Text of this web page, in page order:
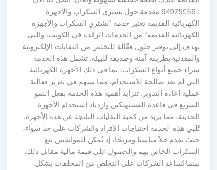
: 94975959 مقدمة حول نشتري السكراب والأجهزة
الكهربائية القديمة تعتبر خدمة “نشتري السكراب والأجهزة
الكهربائية القديمة” من الخدمات الرائدة في الكويت، والتي
تهدف إلى توفير حلول فعّالة للتخلص من النفايات الإلكترونية
والمعدنية بطريقة آمنة وصديقة للبيئة. تشمل هذه الخدمة
شراء جميع أنواع السكراب، بما في ذلك الأجهزة الكهربائية
التي لم تعد صالحة للاستخدام، مما يسهم في تعزيز فعالية
عملية إعادة التدوير. تتزايد أهمية هذه الخدمة بفعل النمو
السريع في قاعدة المستهلكين وازدياد استخدام الأجهزة
الحديثة، مما يزيد من كمية النفايات الناتجة عن هذه الأجهزة.
تُلبي هذه الخدمة احتياجات الأفراد والشركات على حد سواء،
حيث تقدم حلاً مناسبًا ومربحًا، إذ يُمكن للمواطنين بيع
السكراب الخاص بهم والحصول على قيمة مالية مقابل ذلك،
بينما تُساعد الشركات على التخلص من المخلفات بشكل